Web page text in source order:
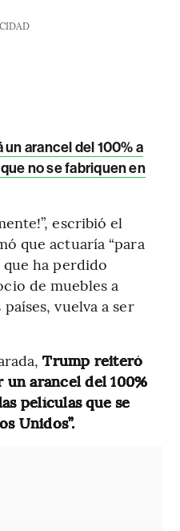
arancel del 100% a
no se fabriquen en
escribió el
que actuaría “para
ha perdido
de muebles a
vuelva a ser
Trump reiteró
un arancel del 100%
películas que se
Unidos”.